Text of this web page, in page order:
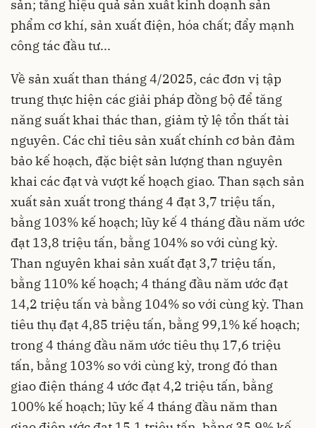
sản; tăng hiệu quả sản xuất kinh doạnh sản
phẩm cơ khí, sản xuất điện, hóa chất; đẩy mạnh
công tác đầu tư...
Về sản xuất than tháng 4/2025, các đơn vị tập
trung thực hiện các giải pháp đồng bộ để tăng
năng suất khai thác than, giảm tỷ lệ tổn thất tài
nguyên. Các chỉ tiêu sản xuất chính cơ bản đảm
bảo kế hoạch, đặc biệt sản lượng than nguyên
khai các đạt và vượt kế hoạch giao. Than sạch sản
xuất sản xuất trong tháng 4 đạt 3,7 triệu tấn,
bằng 103% kế hoạch; lũy kế 4 tháng đầu năm ước
đạt 13,8 triệu tấn, bằng 104% so với cùng kỳ.
Than nguyên khai sản xuất đạt 3,7 triệu tấn,
bằng 110% kế hoạch; 4 tháng đầu năm ước đạt
14,2 triệu tấn và bằng 104% so với cùng kỳ. Than
tiêu thụ đạt 4,85 triệu tấn, bằng 99,1% kế hoạch;
trong 4 tháng đầu năm ước tiêu thụ 17,6 triệu
tấn, bằng 103% so với cùng kỳ, trong đó than
giao điện tháng 4 ước đạt 4,2 triệu tấn, bằng
100% kế hoạch; lũy kế 4 tháng đầu năm than